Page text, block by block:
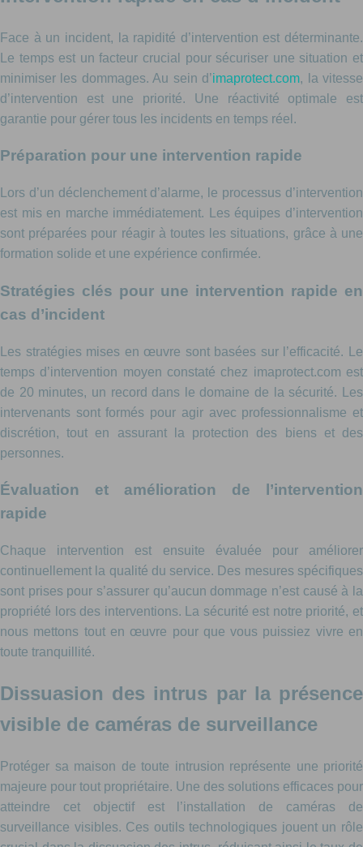
Face à un incident, la rapidité d’intervention est déterminante.
Le temps est un facteur crucial pour sécuriser une situation et
minimiser les dommages. Au sein d’imaprotect.com, la vitesse
d’intervention est une priorité. Une réactivité optimale est
garantie pour gérer tous les incidents en temps réel.
Préparation pour une intervention rapide
Lors d’un déclenchement d’alarme, le processus d’intervention
est mis en marche immédiatement. Les équipes d’intervention
sont préparées pour réagir à toutes les situations, grâce à une
formation solide et une expérience confirmée.
Stratégies clés pour une intervention rapide en
cas d’incident
Les stratégies mises en œuvre sont basées sur l’efficacité. Le
temps d’intervention moyen constaté chez imaprotect.com est
de 20 minutes, un record dans le domaine de la sécurité. Les
intervenants sont formés pour agir avec professionnalisme et
discrétion, tout en assurant la protection des biens et des
personnes.
Évaluation et amélioration de l’intervention
rapide
Chaque intervention est ensuite évaluée pour améliorer
continuellement la qualité du service. Des mesures spécifiques
sont prises pour s’assurer qu’aucun dommage n’est causé à la
propriété lors des interventions. La sécurité est notre priorité, et
nous mettons tout en œuvre pour que vous puissiez vivre en
toute tranquillité.
Dissuasion des intrus par la présence
visible de caméras de surveillance
Protéger sa maison de toute intrusion représente une priorité
majeure pour tout propriétaire. Une des solutions efficaces pour
atteindre cet objectif est l’installation de caméras de
surveillance visibles. Ces outils technologiques jouent un rôle